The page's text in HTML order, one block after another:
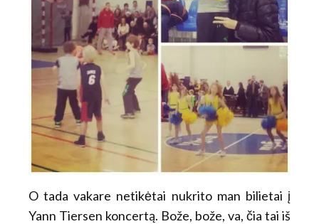
O tada vakare netikėtai nukrito man bilietai į
Yann Tiersen koncertą. Bože, bože, va, čia tai iš